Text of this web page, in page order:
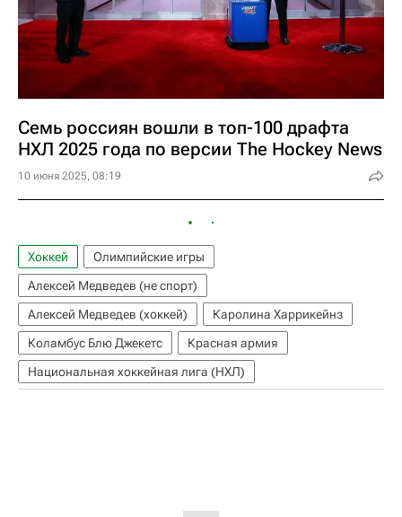
Семь россиян вошли в топ-100 драфта
НХЛ 2025 года по версии The Hockey News
10 июня 2025, 08:19
Хоккей
Олимпийские игры
Алексей Медведев (не спорт)
Алексей Медведев (хоккей)
Каролина Харрикейнз
Коламбус Блю Джекетс
Красная армия
Национальная хоккейная лига (НХЛ)